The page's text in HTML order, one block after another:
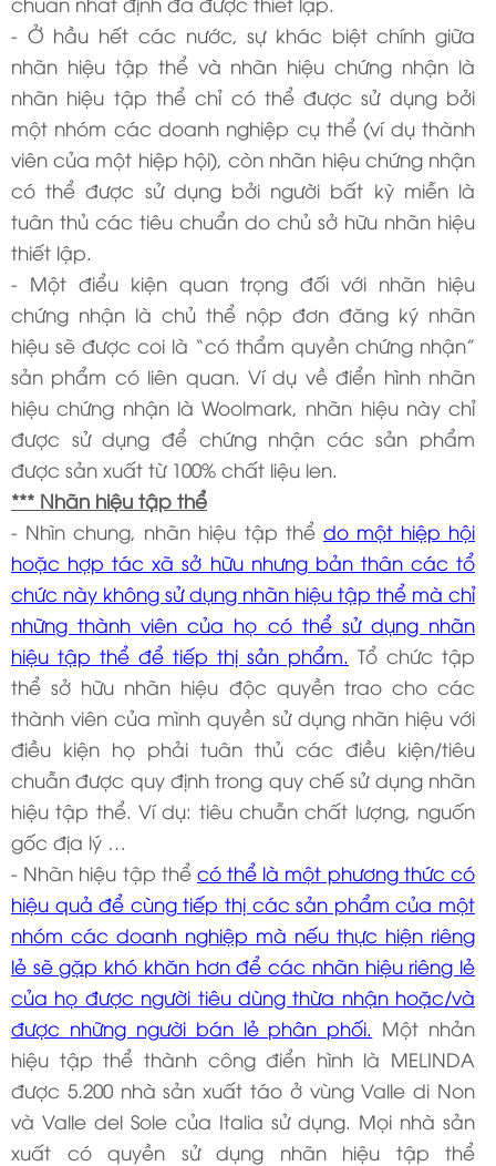
- Ở hầu hết các nước, sự khác biệt chính giữa
nhãn hiệu tập thể và nhãn hiệu chứng nhận là
nhãn hiệu tập thể chỉ có thể được sử dụng bởi
một nhóm các doanh nghiệp cụ thể (ví dụ thành
viên của một hiệp hội), còn nhãn hiệu chứng nhận
có thể được sử dụng bởi người bất kỳ miễn là
tuân thủ các tiêu chuẩn do chủ sở hữu nhãn hiệu
thiết lập.
- Một điểu kiện quan trọng đối với nhãn hiệu
chứng nhận là chủ thể nộp đơn đăng ký nhãn
hiệu sẽ được coi là “có thẩm quyền chứng nhận”
sản phẩm có liên quan. Ví dụ về điển hình nhãn
hiệu chứng nhận là Woolmark, nhãn hiệu này chỉ
được sử dụng để chứng nhận các sản phẩm
được sản xuất từ 100% chất liệu len.
*** Nhãn hiệu tập thể
- Nhìn chung, nhãn hiệu tập thể do một hiệp hội
hoặc hợp tác xã sở hữu nhưng bản thân các tổ
chức này không sử dụng nhãn hiệu tập thể mà chỉ
những thành viên của họ có thể sử dụng nhãn
hiệu tập thể để tiếp thị sản phẩm. Tổ chức tập
thể sở hữu nhãn hiệu độc quyền trao cho các
thành viên của mình quyền sử dụng nhãn hiệu với
điều kiện họ phải tuân thủ các điều kiện/tiêu
chuẫn được quy định trong quy chế sử dụng nhãn
hiệu tập thể. Ví dụ: tiêu chuẫn chất lượng, nguốn
gốc địa lý …
- Nhãn hiệu tập thể có thể là một phương thức có
hiệu quả để cùng tiếp thị các sản phẩm của một
nhóm các doanh nghiệp mà nếu thực hiện riêng
lẻ sẽ gặp khó khăn hơn để các nhãn hiệu riêng lẻ
của họ được người tiêu dùng thừa nhận hoặc/và
được những người bán lẻ phân phối. Một nhản
hiệu tập thể thành công điển hình là MELINDA
được 5.200 nhà sản xuất táo ở vùng Valle di Non
và Valle del Sole của Italia sử dụng. Mọi nhà sản
xuất có quyền sử dụng nhãn hiệu tập thể